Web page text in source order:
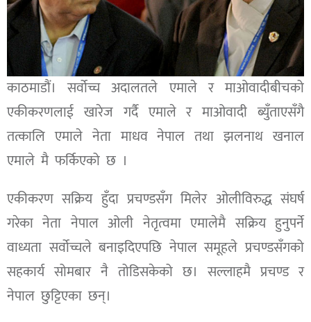
काठमाडौं। सर्वोच्च अदालतले एमाले र माओवादीबीचको
एकीकरणलाई खारेज गर्दै एमाले र माओवादी ब्युँताएसँगै
तत्कालि एमाले नेता माधव नेपाल तथा झलनाथ खनाल
एमाले मै फर्किएको छ ।
एकीकरण सक्रिय हुँदा प्रचण्डसँग मिलेर ओलीविरुद्ध संघर्ष
गरेका नेता नेपाल ओली नेतृत्वमा एमालेमै सक्रिय हुनुपर्ने
वाध्यता सर्वोच्चले बनाइदिएपछि नेपाल समूहले प्रचण्डसँगको
सहकार्य सोमबार नै तोडिसकेको छ। सल्लाहमै प्रचण्ड र
नेपाल छुट्टिएका छन्।